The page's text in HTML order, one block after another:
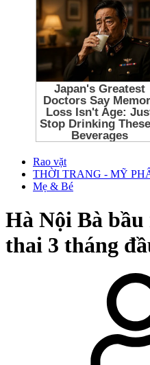
Rao vặt
THỜI TRANG - MỸ
Mẹ & Bé
Hà Nội Bà bầu
thai 3 tháng